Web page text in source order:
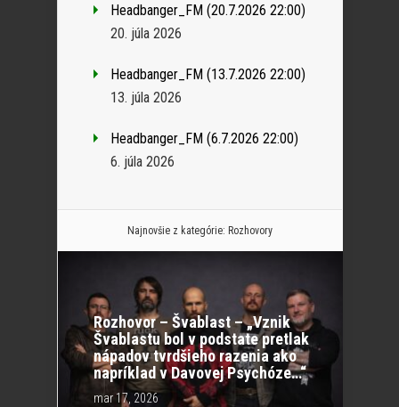
Headbanger_FM (20.7.2026 22:00)
20. júla 2026
Headbanger_FM (13.7.2026 22:00)
13. júla 2026
Headbanger_FM (6.7.2026 22:00)
6. júla 2026
Najnovšie z kategórie: Rozhovory
Rozhovor – Švablast – „Vznik
Švablastu bol v podstate pretlak
nápadov tvrdšieho razenia ako
napríklad v Davovej Psychóze…“
mar 17, 2026